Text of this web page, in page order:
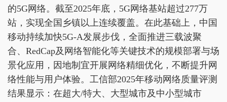
的5G网络。截至2025年底，5G网络基站超过277万
站，实现全国乡镇以上连续覆盖。在此基础上，中国
移动持续加快5G-A发展步伐，全面推进三载波聚
合、RedCap及网络智能化等关键技术的规模部署与场
景化应用，因地制宜开展网络精细优化，不断提升网
络性能与用户体验。工信部2025年移动网络质量评测
结果显示：在超大/特大、大型城市及中小型城市